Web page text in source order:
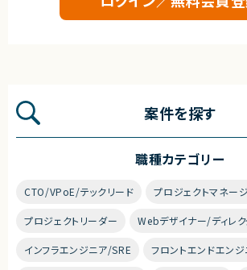
案件を探す
職種カテゴリー
CTO/VPoE/テックリード プロジェクトマネー
プロジェクトリーダー Webデザイナー/ディレク
インフラエンジニア/SRE フロントエンドエンジ